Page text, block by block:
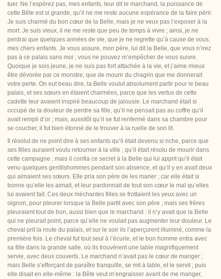
tuer. Ne l’espérez pas, mes enfants, leur dit le marchand, la puissance de
cette Bête est si grande, qu’il ne me reste aucune espérance de la faire périr.
Je suis charmé du bon cœur de la Belle, mais je ne veux pas l’exposer à la
mort. Je suis vieux, il ne me reste que peu de temps à vivre ; ainsi, je ne
perdrai que quelques années de vie, que je ne regrette qu’à cause de vous,
mes chers enfants. Je vous assure, mon père, lui dit la Belle, que vous n’irez
pas à ce palais sans moi ; vous ne pouvez m’empêcher de vous suivre.
Quoique je sois jeune, je ne suis pas fort attachée à la vie, et j’aime mieux
être dévorée par ce monstre, que de mourir du chagrin que me donnerait
votre perte. On eut beau dire, la Belle voulut absolument partir pour le beau
palais, et ses sœurs en étaient charmées, parce que les vertus de cette
cadette leur avaient inspiré beaucoup de jalousie. Le marchand était si
occupé de la douleur de perdre sa fille, qu’il ne pensait pas au coffre qu’il
avait rempli d’or ; mais, aussitôt qu’il se fut renfermé dans sa chambre pour
se coucher, il fut bien étonné de le trouver à la ruelle de son lit.
Il résolut de ne point dire à ses enfants qu’il était devenu si riche, parce que
ses filles auraient voulu retourner à la ville ; qu’il était résolu de mourir dans
cette campagne ; mais il confia ce secret à la Belle qui lui apprit qu’il était
venu quelques gentilshommes pendant son absence, et qu’il y en avait deux
qui aimaient ses sœurs. Elle pria son père de les marier ; car elle était si
bonne qu’elle les aimait, et leur pardonnait de tout son cœur le mal qu’elles
lui avaient fait. Ces deux méchantes filles se frottaient les yeux avec un
oignon, pour pleurer lorsque la Belle partit avec son père ; mais ses frères
pleuraient tout de bon, aussi bien que le marchand : il n’y avait que la Belle
qui ne pleurait point, parce qu’elle ne voulait pas augmenter leur douleur. Le
cheval prit la route du palais, et sur le soir ils l’aperçurent illuminé, comme la
première fois. Le cheval fut tout seul à l’écurie, et le bon homme entra avec
sa fille dans la grande salle, où ils trouvèrent une table magnifiquement
servie, avec deux couverts. Le marchand n’avait pas le cœur de manger ;
mais Belle s’efforçant de paraître tranquille, se mit à table, et le servit ; puis
elle disait en elle-même : la Bête veut m’engraisser avant de me manger,